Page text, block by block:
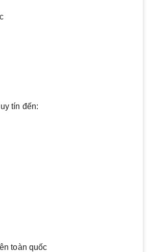
tín đến:
toàn quốc